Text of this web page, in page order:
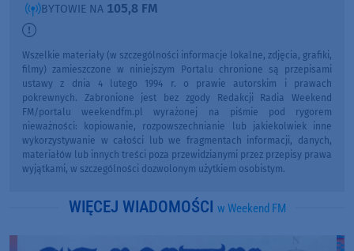
BYTOWIE NA 105,8 FM
Wszelkie materiały (w szczególności informacje lokalne, zdjęcia, grafiki,
filmy) zamieszczone w niniejszym Portalu chronione są przepisami
ustawy z dnia 4 lutego 1994 r. o prawie autorskim i prawach
pokrewnych. Zabronione jest bez zgody Redakcji Radia Weekend
FM/portalu weekendfm.pl wyrażonej na piśmie pod rygorem
nieważności: kopiowanie, rozpowszechnianie lub jakiekolwiek inne
wykorzystywanie w całości lub we fragmentach informacji, danych,
materiałów lub innych treści poza przewidzianymi przez przepisy prawa
wyjątkami, w szczególności dozwolonym użytkiem osobistym.
WIĘCEJ WIADOMOŚCI w Weekend FM